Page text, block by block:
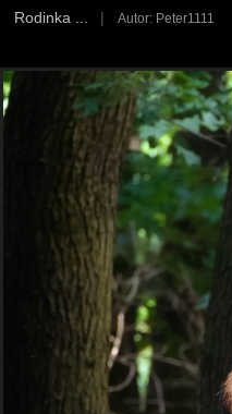
Rodinka ... | Autor: Peter1111